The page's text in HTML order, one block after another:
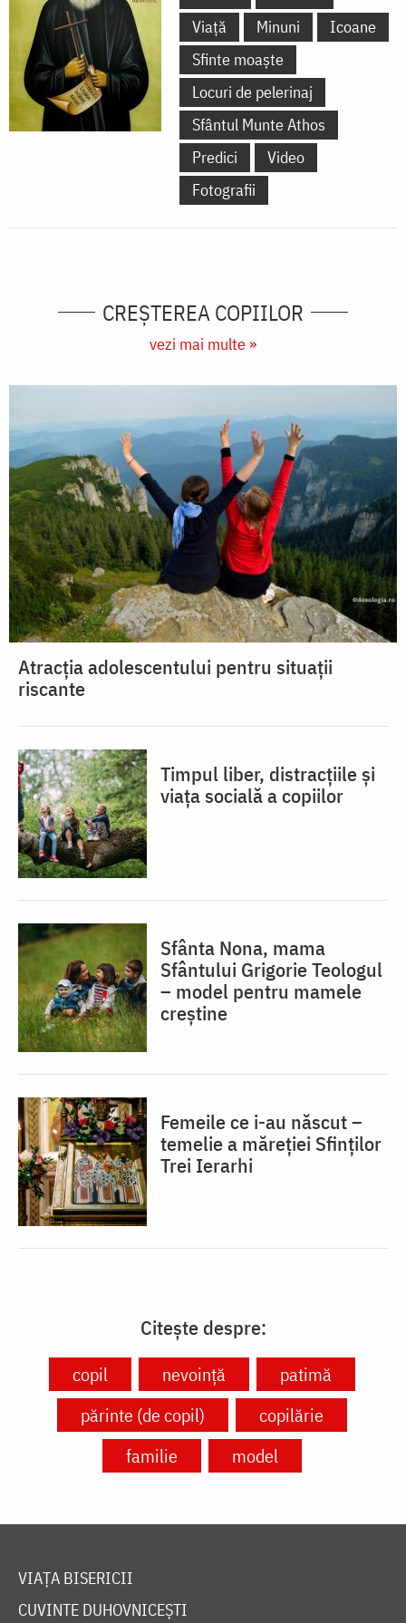
Viață
Minuni
Icoane
Sfinte moaște
Locuri de pelerinaj
Sfântul Munte Athos
Predici
Video
Fotografii
CREŞTEREA COPIILOR
vezi mai multe »
Atracția adolescentului pentru situații
riscante
Timpul liber, distracțiile și
viața socială a copiilor
Sfânta Nona, mama
Sfântului Grigorie Teologul
– model pentru mamele
creștine
Femeile ce i-au născut –
temelie a măreției Sfinților
Trei Ierarhi
Citește despre:
copil nevoință
patimă
părinte (de copil)
copilărie
familie
model
VIAȚA BISERICII
CUVINTE DUHOVNICEȘTI